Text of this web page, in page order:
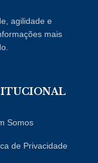
agilidade e
mais
Somos
de Privacidade